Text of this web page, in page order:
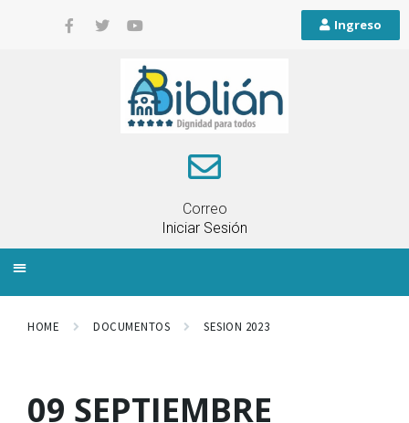
Ingreso
Correo
Iniciar Sesión
HOME DOCUMENTOS SESION 2023
09 SEPTIEMBRE